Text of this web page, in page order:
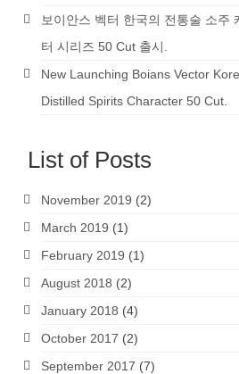
보이안스 벡터 한국의 전통술 소주
터 시리즈 50 Cut 출시.
New Launching Boians Vector
Distilled Spirits Character 50 Cut.
List of Posts
November 2019 (2)
March 2019 (1)
February 2019 (1)
August 2018 (2)
January 2018 (4)
October 2017 (2)
September 2017 (7)